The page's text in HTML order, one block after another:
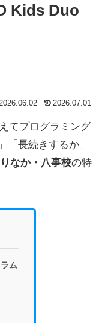
Kids Duo
2026.06.02 2026.07.01
てプログラミング
長続きするか」
なか・八事校の特
ム